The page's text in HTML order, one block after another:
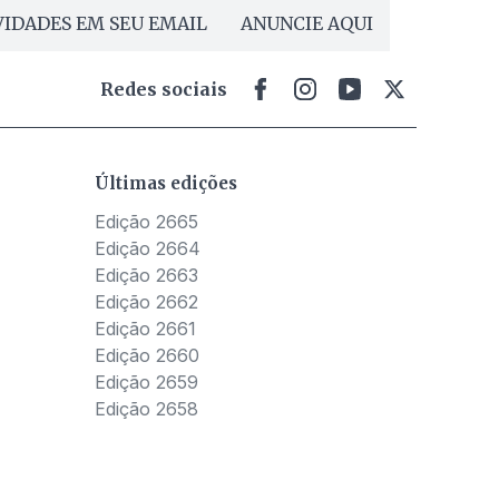
EM SEU EMAIL ANUNCIE AQUI
Redes sociais
Últimas edições
Edição 2665
Edição 2664
Edição 2663
Edição 2662
Edição 2661
Edição 2660
Edição 2659
Edição 2658